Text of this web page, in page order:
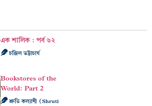
এক শালিক : পর্ব ৬২
চন্দ্রিল ভট্টাচার্য
Bookstores of the
World: Part 2
শ্রুতি কল্যাণী (Shruti